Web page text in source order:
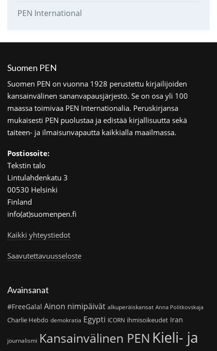
PEN International
Suomen PEN
Suomen PEN on vuonna 1928 perustettu kirjailijoiden
kansainvälinen sananvapausjärjestö. Se on osa yli 100
maassa toimivaa PEN Internationalia. Peruskirjansa
mukaisesti PEN puolustaa ja edistää kirjallisuutta sekä
taiteen- ja ilmaisunvapautta kaikkialla maailmassa.
Postiosoite:
Tekstin talo
Lintulahdenkatu 3
00530 Helsinki
Finland
info(at)suomenpen.fi
Kaikki yhteystiedot
Saavutettavuusseloste
Avainsanat
#FreeGalal Ainon nimipäivät alkuperäiskansat Anna Politkovskaja
Charlie Hebdo demokratia Egypti ICORN ihmisoikeudet Iran
journalismi Kansainvälinen PEN Kieli- ja